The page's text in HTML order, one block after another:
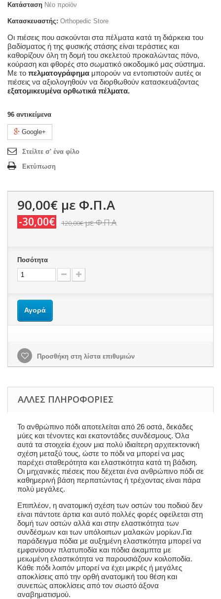
Κατάσταση Νέο προϊόν
Κατασκευαστής: Orthopedic Store
Οι πιέσεις που ασκούνται στα πέλματα κατά τη διάρκεια του
βαδίσματος ή της φυσικής στάσης είναι τεράστιες και
καθορίζουν όλη τη δομή του σκελετού προκαλώντας πόνο,
κούραση και φθορές στο σωματικό οικοδομικό μας σύστημα.
Με το πελματογράφημα μπορούν να εντοπιστούν αυτές οι
πιέσεις να αξιολογηθούν να διορθωθούν κατασκευάζοντας
εξατομικευμένα ορθωτικά πέλματα.
96 αντικείμενα
Google+
Στείλτε σ' ένα φίλο
Εκτύπωση
90,00€ με Φ.Π.Α
-30,00€ 120,00€με Φ.Π.Α
Ποσότητα
Αγορά
Προσθήκη στη λίστα επιθυμιών
ΆΛΛΕΣ ΠΛΗΡΟΦΟΡΊΕΣ
Το ανθρώπινο πόδι αποτελείται από 26 οστά, δεκάδες
μύες και τένοντες και εκατοντάδες συνδέσμους. Όλα
αυτά τα στοιχεία έχουν μια πολύ ιδιαίτερη αρχιτεκτονική
σχέση μεταξύ τους, ώστε το πόδι να μπορεί να μας
παρέχει σταθερότητα και ελαστικότητα κατά τη βάδιση.
Οι μηχανικές πιέσεις που δέχεται ένα ανθρώπινο πόδι σε
καθημερινή βάση περπατώντας ή τρέχοντας είναι πάρα
πολύ μεγάλες.
Επιπλέον, η ανατομική σχέση των οστών του ποδιού δεν
είναι πάντοτε άρτια και αυτό πολλές φορές οφείλεται στη
δομή των οστών αλλά και στην ελαστικότητα των
συνδέσμων και των υπόλοιπων μαλακών μορίων.Για
παράδειγμα πόδια με αυξημένη ελαστικότητα μπορεί να
εμφανίσουν πλατυποδία και πόδια άκαμπτα με
μειωμένη ελαστικότητα να παρουσιάζουν κοιλοποδία.
Κάθε πόδι λοιπόν μπορεί να έχει μικρές ή μεγάλες
αποκλίσεις από την ορθή ανατομική του θέση και
συνεπώς αποκλίσεις από τον σωστό άξονα
αναβηματισμού.